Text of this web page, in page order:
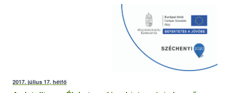
2017. július 17, hétfő